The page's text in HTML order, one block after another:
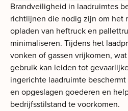
Brandveiligheid in laadruimtes
richtlijnen die nodig zijn om het
opladen van heftruck en
minimaliseren. Tijdens het
vonken of gassen vrijkomen,
gebruik kan leiden tot
ingerichte laadruimte
en opgeslagen goederen en
bedrijfsstilstand te voorkomen.